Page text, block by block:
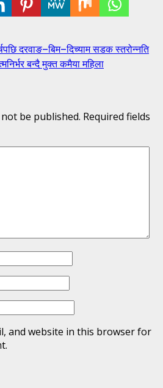
दरवाङ–बिम–दिच्याम सडक स्तरोन्नति
बन्दै मुक्त कमैया महिला
be published. Required fields
and website in this browser for